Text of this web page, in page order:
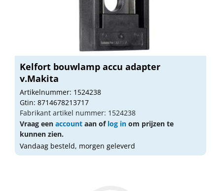
Kelfort bouwlamp accu adapter
v.Makita
Artikelnummer: 1524238
Gtin: 8714678213717
Fabrikant artikel nummer: 1524238
Vraag een account aan of log in om prijzen te
kunnen zien.
Vandaag besteld, morgen geleverd